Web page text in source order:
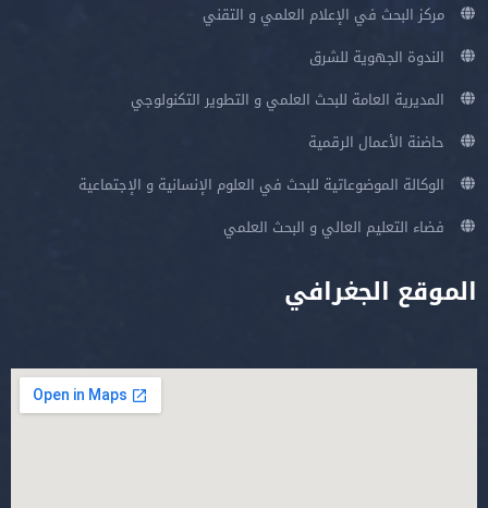
مركز البحث في الإعلام العلمي و التقني
الندوة الجهوية للشرق
المديرية العامة للبحث العلمي و التطوير التكنولوجي
حاضنة الأعمال الرقمية
الوكالة الموضوعاتية للبحث في العلوم الإنسانية و الإجتماعية
فضاء التعليم العالي و البحث العلمي
الموقع الجغرافي